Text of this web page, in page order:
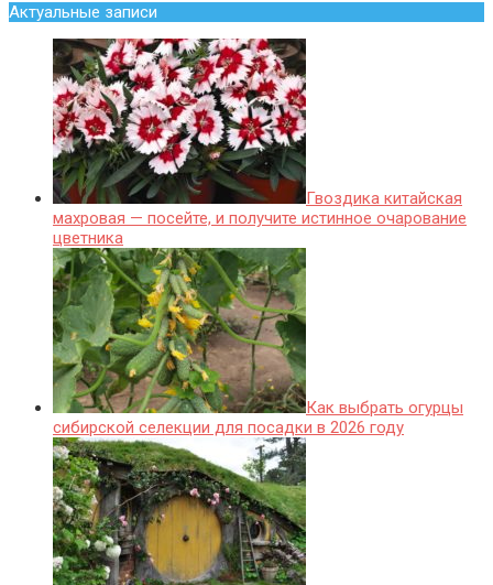
Актуальные записи
Гвоздика китайская
махровая — посейте, и получите истинное очарование
цветника
Как выбрать огурцы
сибирской селекции для посадки в 2026 году